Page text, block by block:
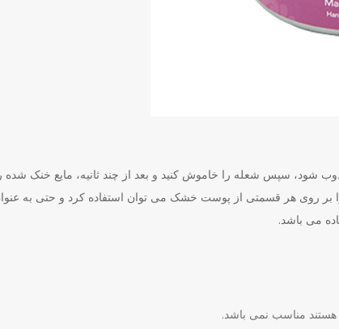
شود، سپس شعله را خاموش کنید و بعد از چند ثانیه، مایع خنک شده
روی هر قسمتی از پوست خشک می توان استفاده کرد و حتی به
می باشد.
هستند مناسب نمی باشد.